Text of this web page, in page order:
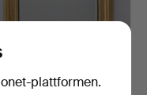
plattformen.